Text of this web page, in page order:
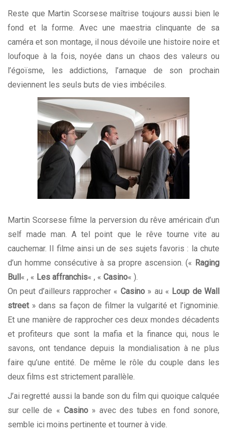
Reste que Martin Scorsese maîtrise toujours aussi bien le
fond et la forme. Avec une maestria clinquante de sa
caméra et son montage, il nous dévoile une histoire noire et
loufoque à la fois, noyée dans un chaos des valeurs ou
l’égoïsme, les addictions, l’arnaque de son prochain
deviennent les seuls buts de vies imbéciles.
Martin Scorsese filme la perversion du rêve américain d’un
self made man. A tel point que le rêve tourne vite au
cauchemar. Il filme ainsi un de ses sujets favoris : la chute
d’un homme consécutive à sa propre ascension. (« Raging
Bull « , « Les affranchis« , « Casino« ).
On peut d’ailleurs rapprocher « Casino» au « Loup de Wall
street» dans sa façon de filmer la vulgarité et l’ignominie.
Et une manière de rapprocher ces deux mondes décadents
et profiteurs que sont la mafia et la finance qui, nous le
savons, ont tendance depuis la mondialisation à ne plus
faire qu’une entité. De même le rôle du couple dans les
deux films est strictement parallèle.
J’ai regretté aussi la bande son du film qui quoique calquée
sur celle de « Casino» avec des tubes en fond sonore,
semble ici moins pertinente et tourner à vide.